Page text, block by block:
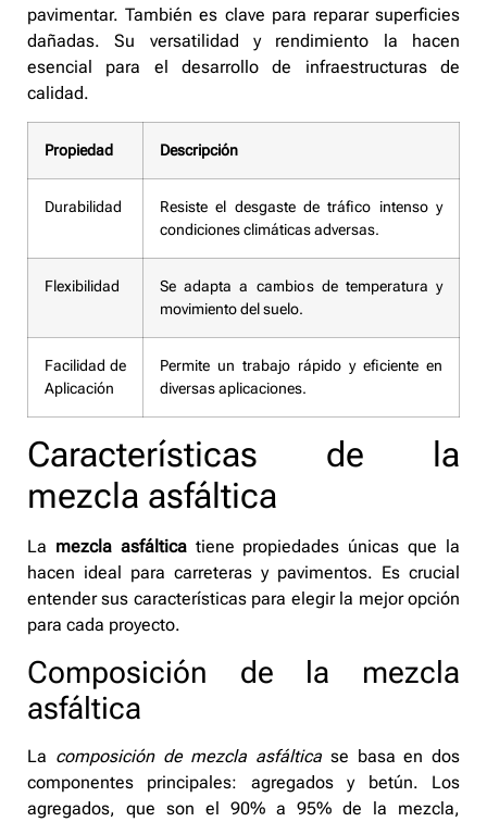
pavimentar. También es clave para reparar superficies
dañadas. Su versatilidad y rendimiento la hacen
esencial para el desarrollo de infraestructuras de
calidad.
Propiedad Descripción
Durabilidad
Resiste el desgaste de tráfico intenso y
condiciones climáticas adversas.
Flexibilidad
Se adapta a cambios de temperatura y
movimiento del suelo.
Facilidad de
Aplicación
Permite un trabajo rápido y eficiente en
diversas aplicaciones.
Características de la
mezcla asfáltica
La mezcla asfálticatiene propiedades únicas que la
hacen ideal para carreteras y pavimentos. Es crucial
entender sus características para elegir la mejor opción
para cada proyecto.
Composición de la mezcla
asfáltica
La composición de mezcla asfáltica se basa en dos
componentes principales: agregados y betún. Los
agregados, que son el 90% a 95% de la mezcla,